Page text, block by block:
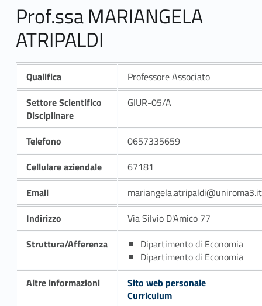
Prof.ssa MARIANGELA
ATRIPALDI
Qualifica
Professore Associato
Settore Scientifico
Disciplinare
GIUR-05/A
Telefono
0657335659
Cellulare aziendale
67181
Email
mariangela.atripaldi@uniroma3.it
Indirizzo
Via Silvio D'Amico 77
Struttura/Afferenza
Dipartimento di Economia
Dipartimento di Economia
Altre informazioni
Sito web personale
Curriculum